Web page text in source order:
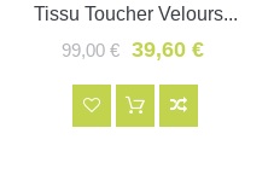
Tissu Toucher Velours...
99,00 €
39,60 €